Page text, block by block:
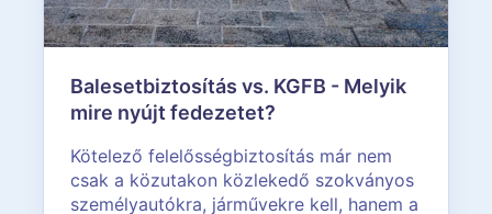
Balesetbiztosítás vs. KGFB - Melyik
mire nyújt fedezetet?
Kötelező felelősségbiztosítás már nem
csak a közutakon közlekedő szokványos
személyautókra, járművekre kell, hanem a